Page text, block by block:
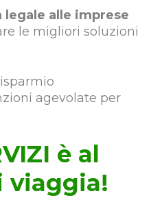
legale alle imprese
le migliori soluzioni
agevolate per
è al
viaggia!